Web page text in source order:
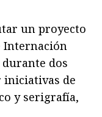
un proyecto
Internación
dos
iniciativas de
y serigrafía,